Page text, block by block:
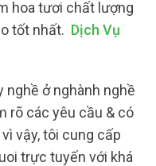
hoa tươi chất lượng
tốt nhất. Dịch Vụ
nghề ở nghành nghề
rõ các yêu cầu & có
vậy, tôi cung cấp
trực tuyến với khá